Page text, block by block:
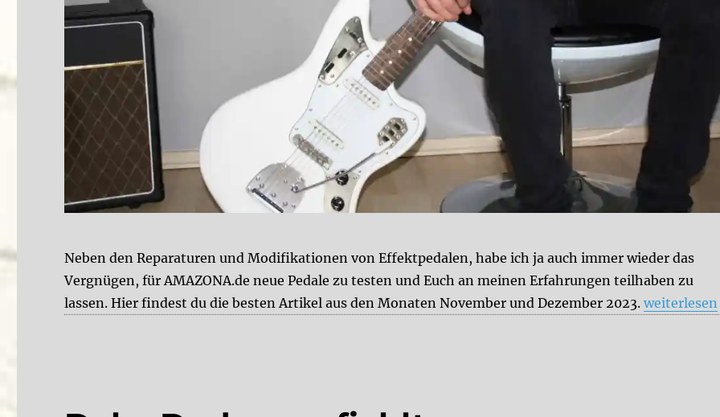
Neben den Reparaturen und Modifikationen von Effektpedalen, habe ich ja auch immer wieder das
Vergnügen, für AMAZONA.de neue Pedale zu testen und Euch an meinen Erfahrungen teilhaben zu
lassen. Hier findest du die besten Artikel aus den Monaten November und Dezember 2023.„Aktuelle
weiterlesen